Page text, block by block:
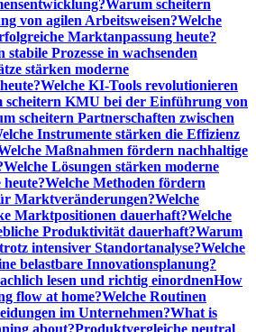
Warum scheitern
von agilen Arbeitsweisen?Welche
Marktanpassung heute?
Prozesse in wachsenden
stärken moderne
Welche KI-Tools revolutionieren
scheitern KMU bei der Einführung von
scheitern Partnerschaften zwischen
Instrumente stärken die Effizienz
Maßnahmen fördern nachhaltige
Welche Lösungen stärken moderne
heute?Welche Methoden fördern
Marktveränderungen?Welche
Marktpositionen dauerhaft?Welche
Produktivität dauerhaft?Warum
intensiver Standortanalyse?Welche
belastbare Innovationsplanung?
lesen und richtig einordnenHow
flow at home?Welche Routinen
im Unternehmen?What is
about?Produktvergleiche neutral